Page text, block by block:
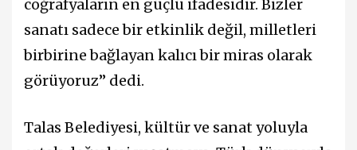
coğrafyaların en güçlü ifadesidir. Bizler
sanatı sadece bir etkinlik değil, milletleri
birbirine bağlayan kalıcı bir miras olarak
görüyoruz” dedi.
Talas Belediyesi, kültür ve sanat yoluyla